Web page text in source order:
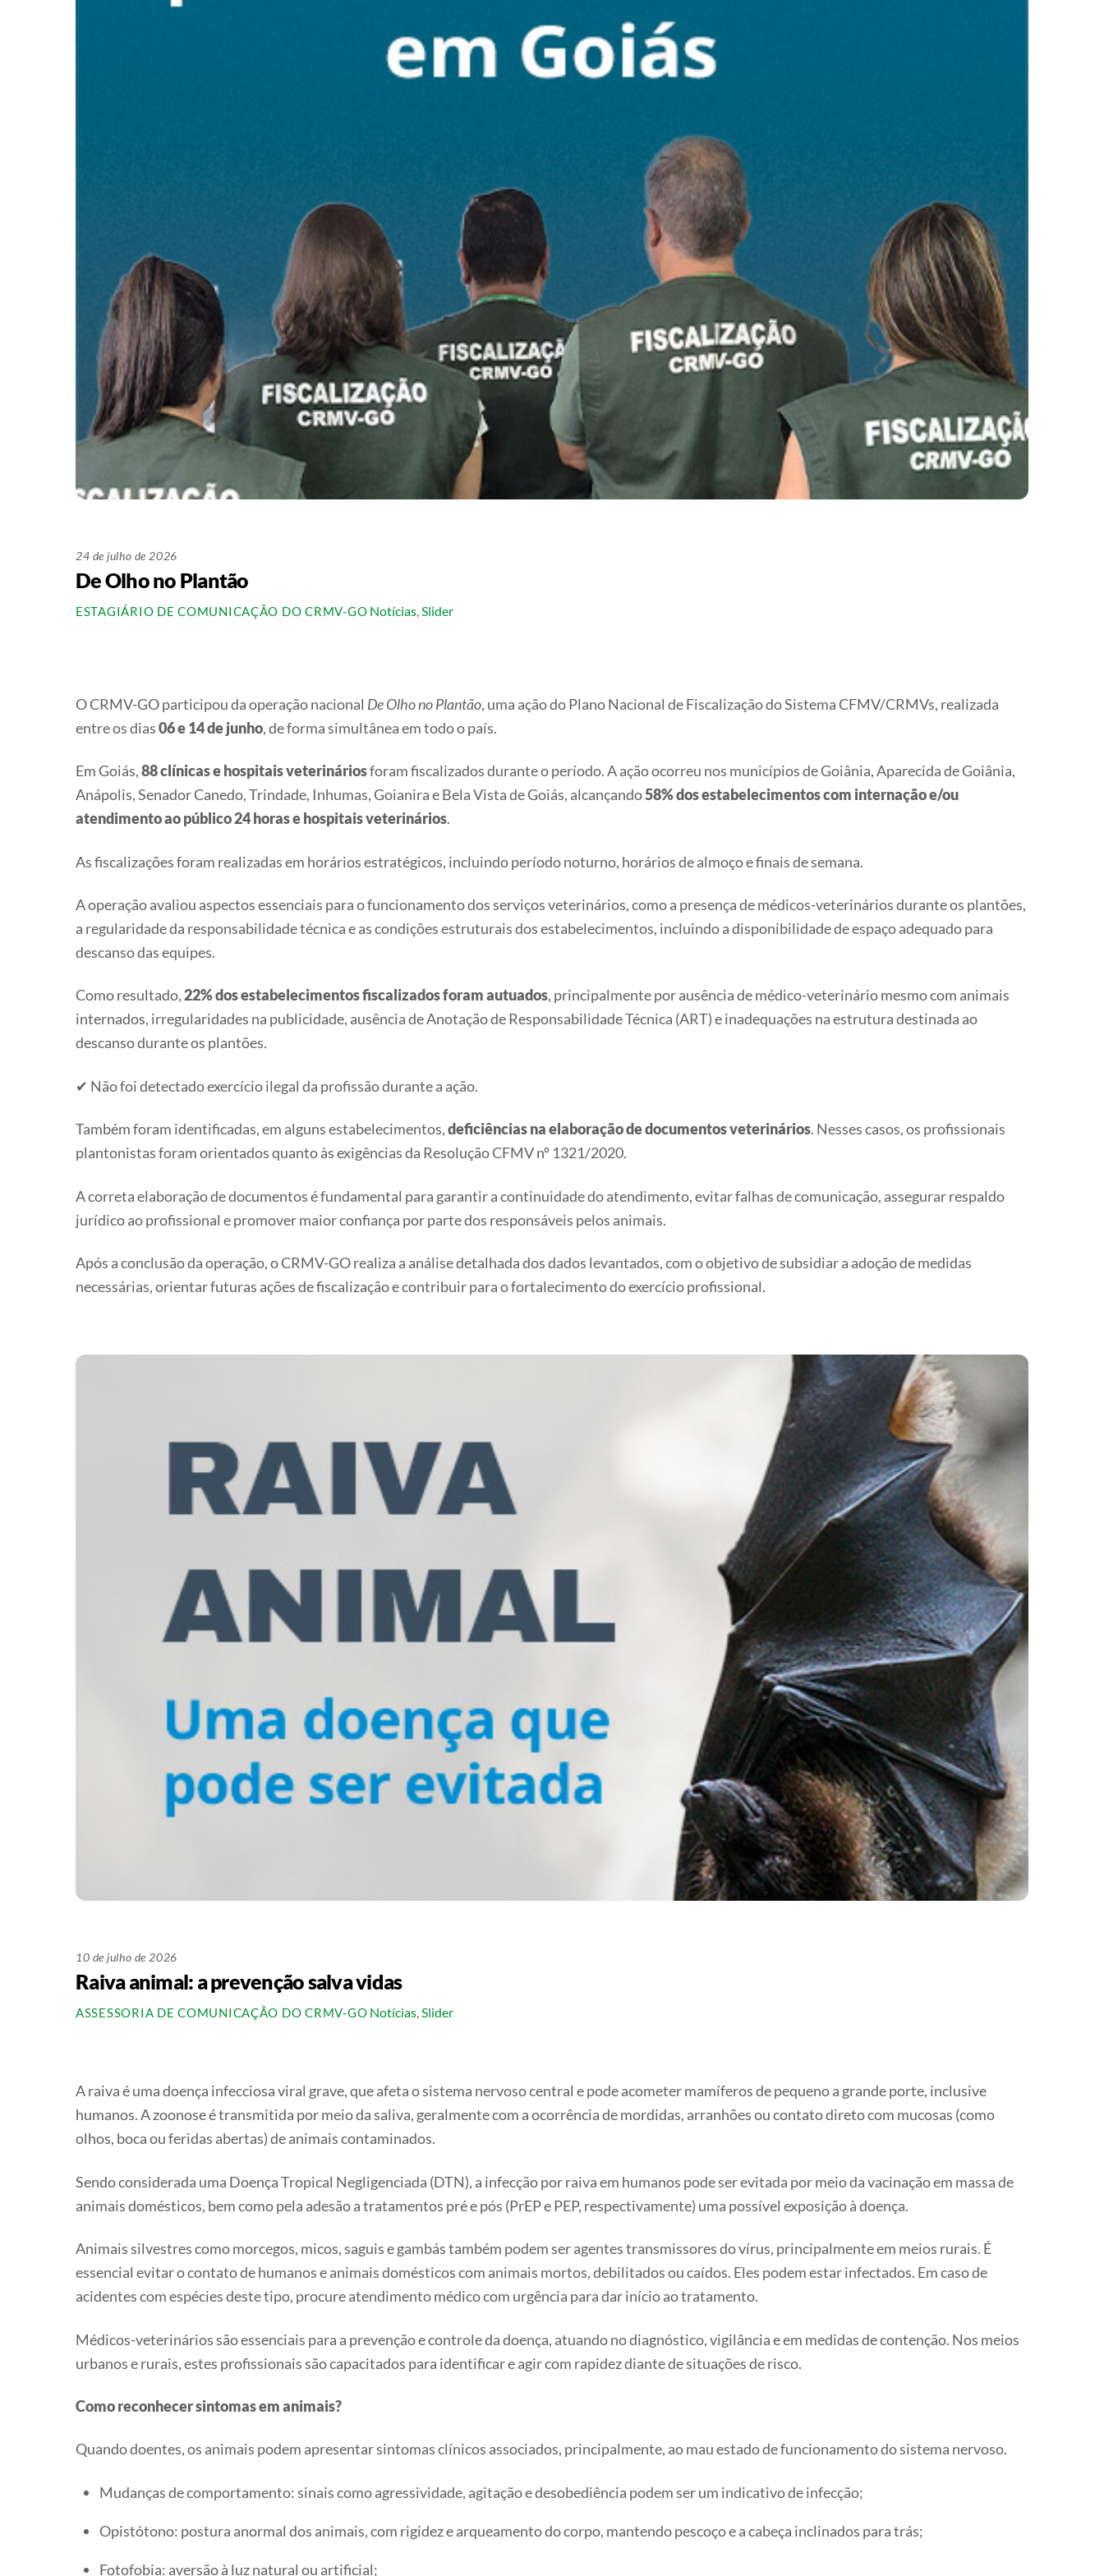
24 de julho de 2026
De Olho no Plantão
ESTAGIÁRIO DE COMUNICAÇÃO DO CRMV-GO Notícias Slider
O CRMV-GO participou da operação nacional De Olho no Plantão, uma ação do Plano Nacional de Fiscalização do Sistema CFMV/CRMVs, realizada
entre os dias06 e 14 de junho, de forma simultânea em todo o país.
Em Goiás,88 clínicas e hospitais veterináriosforam fiscalizados durante o período. A ação ocorreu nos municípios de Goiânia, Aparecida de Goiânia,
Anápolis, Senador Canedo, Trindade, Inhumas, Goianira e Bela Vista de Goiás, alcançando58% dos estabelecimentos com internação e/ou
atendimento ao público 24 horas e hospitais veterinários.
As fiscalizações foram realizadas em horários estratégicos, incluindo período noturno, horários de almoço e finais de semana.
A operação avaliou aspectos essenciais para o funcionamento dos serviços veterinários, como a presença de médicos-veterinários durante os plantões,
a regularidade da responsabilidade técnica e as condições estruturais dos estabelecimentos, incluindo a disponibilidade de espaço adequado para
descanso das equipes.
Como resultado,22% dos estabelecimentos fiscalizados foram autuados, principalmente por ausência de médico-veterinário mesmo com animais
internados, irregularidades na publicidade, ausência de Anotação de Responsabilidade Técnica (ART) e inadequações na estrutura destinada ao
descanso durante os plantões.
✔ Não foi detectado exercício ilegal da profissão durante a ação.
Também foram identificadas, em alguns estabelecimentos,deficiências na elaboração de documentos veterinários. Nesses casos, os profissionais
plantonistas foram orientados quanto às exigências da Resolução CFMV nº 1321/2020.
A correta elaboração de documentos é fundamental para garantir a continuidade do atendimento, evitar falhas de comunicação, assegurar respaldo
jurídico ao profissional e promover maior confiança por parte dos responsáveis pelos animais.
Após a conclusão da operação, o CRMV-GO realiza a análise detalhada dos dados levantados, com o objetivo de subsidiar a adoção de medidas
necessárias, orientar futuras ações de fiscalização e contribuir para o fortalecimento do exercício profissional.
10 de julho de 2026
Raiva animal: a prevenção salva vidas
ASSESSORIA DE COMUNICAÇÃO DO CRMV-GO Notícias,Slider
A raiva é uma doença infecciosa viral grave, que afeta o sistema nervoso central e pode acometer mamíferos de pequeno a grande porte, inclusive
humanos. A zoonose é transmitida por meio da saliva, geralmente com a ocorrência de mordidas, arranhões ou contato direto com mucosas (como
olhos, boca ou feridas abertas) de animais contaminados.
Sendo considerada uma Doença Tropical Negligenciada (DTN), a infecção por raiva em humanos pode ser evitada por meio da vacinação em massa de
animais domésticos, bem como pela adesão a tratamentos pré e pós (PrEP e PEP, respectivamente) uma possível exposição à doença.
Animais silvestres como morcegos, micos, saguis e gambás também podem ser agentes transmissores do vírus, principalmente em meios rurais. É
essencial evitar o contato de humanos e animais domésticos com animais mortos, debilitados ou caídos. Eles podem estar infectados. Em caso de
acidentes com espécies deste tipo, procure atendimento médico com urgência para dar início ao tratamento.
Médicos-veterinários são essenciais para a prevenção e controle da doença, atuando no diagnóstico, vigilância e em medidas de contenção. Nos meios
urbanos e rurais, estes profissionais são capacitados para identificar e agir com rapidez diante de situações de risco.
Como reconhecer sintomas em animais?
Quando doentes, os animais podem apresentar sintomas clínicos associados, principalmente, ao mau estado de funcionamento do sistema nervoso.
Mudanças de comportamento: sinais como agressividade, agitação e desobediência podem ser um indicativo de infecção;
Opistótono: postura anormal dos animais, com rigidez e arqueamento do corpo, mantendo pescoço e a cabeça inclinados para trás;
Fotofobia: aversão à luz natural ou artificial;